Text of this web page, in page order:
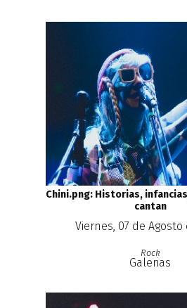
Chini.png: Historias,
cantan
Viernes, 07 de Agosto
Rock
Galerias